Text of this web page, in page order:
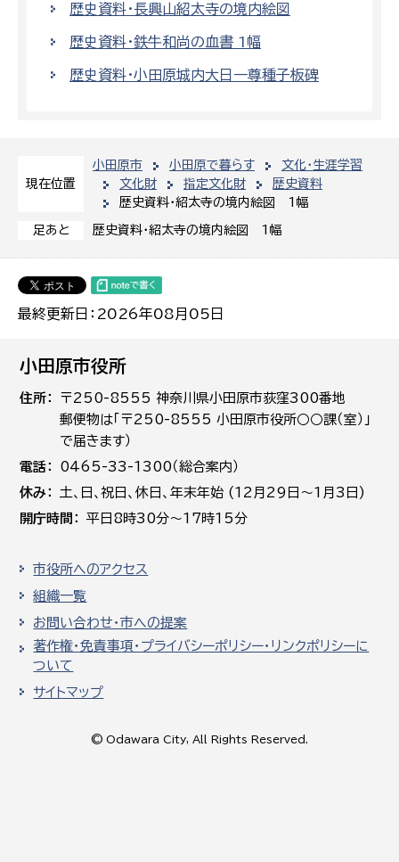
現在位置
小田原市 小田原で暮らす
文化・生涯学習
文化財
指定文化財
歴史資料
歴史資料・紹太寺の境内絵図 1幅
足あと 歴史資料・紹太寺の境内絵図 1幅
最終更新日：2026年08月05日
歴史資料・長興山紹太寺の境内絵図
歴史資料・鉄牛和尚の血書 1幅
歴史資料・小田原城内大日一尊種子板碑
小田原市役所
住所
〒250-8555 神奈川県小田原市荻窪300番地
郵便物は「〒250-8555 小田原市役所○○課（室）」
で届きます）
電話
0465-33-1300（総合案内）
休み
土､日､祝日、休日、年末年始 (12月29日～1月3日)
開庁時間
平日8時30分～17時15分
市役所へのアクセス
組織一覧
お問い合わせ・市への提案
著作権・免責事項・プライバシーポリシー・リンクポリシーに
ついて
サイトマップ
© Odawara City, All Rights Reserved.